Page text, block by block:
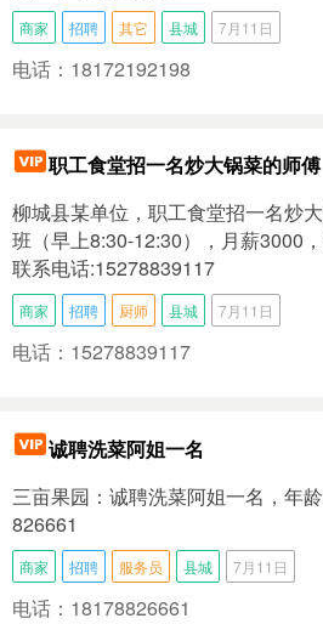
商家 招聘 其它 县城 7月11日
电话：18172192198
职工食堂招一名炒大锅菜的师傅
柳城县某单位，职工食堂招一名炒
班（早上8:30-12:30），月薪3000
联系电话:15278839117
商家 招聘 厨师 县城 7月11日
电话：15278839117
诚聘洗菜阿姐一名
三亩果园：诚聘洗菜阿姐一名，年
826661
商家 招聘 服务员 县城 7月11日
电话：18178826661